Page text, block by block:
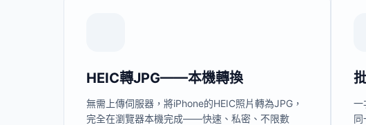
HEIC轉JPG——本機轉換
無需上傳伺服器，將iPhone的HEIC照片轉為JPG，
完全在瀏覽器本機完成——快速、私密、不限數
一
同